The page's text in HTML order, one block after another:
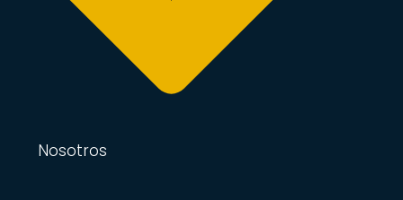
Nosotros